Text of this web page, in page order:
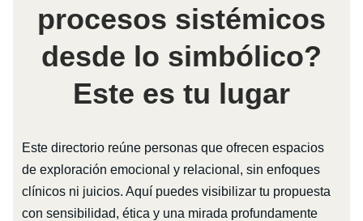
procesos sistémicos
desde lo simbólico?
Este es tu lugar
Este directorio reúne personas que ofrecen espacios
de exploración emocional y relacional, sin enfoques
clínicos ni juicios. Aquí puedes visibilizar tu propuesta
con sensibilidad, ética y una mirada profundamente